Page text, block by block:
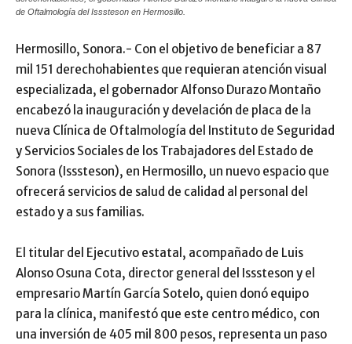
de Oftalmología del Isssteson en Hermosillo.
Hermosillo, Sonora.- Con el objetivo de beneficiar a 87
mil 151 derechohabientes que requieran atención visual
especializada, el gobernador Alfonso Durazo Montaño
encabezó la inauguración y develación de placa de la
nueva Clínica de Oftalmología del Instituto de Seguridad
y Servicios Sociales de los Trabajadores del Estado de
Sonora (Isssteson), en Hermosillo, un nuevo espacio que
ofrecerá servicios de salud de calidad al personal del
estado y a sus familias.
El titular del Ejecutivo estatal, acompañado de Luis
Alonso Osuna Cota, director general del Isssteson y el
empresario Martín García Sotelo, quien donó equipo
para la clínica, manifestó que este centro médico, con
una inversión de 405 mil 800 pesos, representa un paso